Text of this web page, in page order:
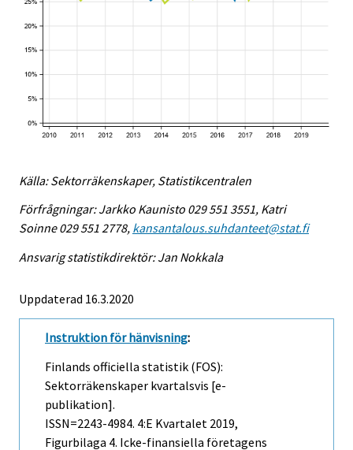
Källa: Sektorräkenskaper, Statistikcentralen
Förfrågningar: Jarkko Kaunisto 029 551 3551, Katri
Soinne 029 551 2778, kansantalous.suhdanteet@stat.fi
Ansvarig statistikdirektör: Jan Nokkala
Uppdaterad 16.3.2020
Instruktion för hänvisning:
Finlands officiella statistik (FOS):
Sektorräkenskaper kvartalsvis [e-
publikation].
ISSN=2243-4984. 4:e Kvartalet 2019,
Figurbilaga 4. Icke-finansiella företagens